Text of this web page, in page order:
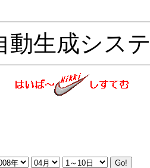
動生成シス